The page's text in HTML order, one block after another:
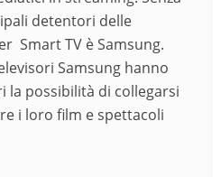
detentori delle
Smart TV è Samsung.
Samsung hanno
la possibilità di collegarsi
i loro film e spettacoli